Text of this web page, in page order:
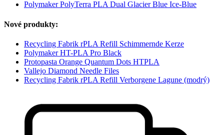
Polymaker PolyTerra PLA Dual Glacier Blue Ice-Blue
Nové produkty:
Recycling Fabrik rPLA Refill Schimmernde Kerze
Polymaker HT-PLA Pro Black
Protopasta Orange Quantum Dots HTPLA
Vallejo Diamond Needle Files
Recycling Fabrik rPLA Refill Verborgene Lagune (modrý)